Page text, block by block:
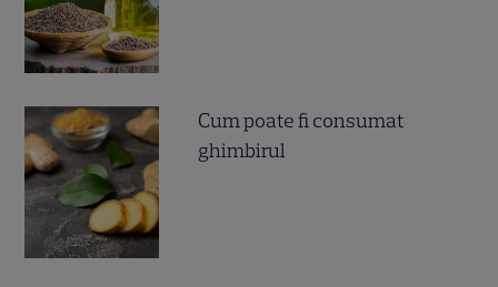
Cum poate fi consumat
ghimbirul